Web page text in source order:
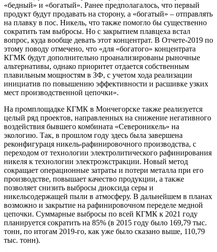
«бедный» и «богатый». Ранее предполагалось, что первый
продукт будут продавать на сторону, а «богатый» – отправлять
на плавку в пос. Никель, что также помогло бы существенно
сократить там выбросы. Но с закрытием плавцеха встал
вопрос, куда вообще девать этот концентрат. В Отчете-2019 по
этому поводу отмечено, что «для «богатого» концентрата
КГМК будут дополнительно проанализированы рыночные
альтернативы, однако приоритет отдается собственным
плавильным мощностям в ЗФ, с учетом хода реализации
инициатив по повышению эффективности и расшивке узких
мест производственной цепочки».
На промплощадке КГМК в Мончегорске также реализуется
целый ряд проектов, направленных на снижение негативного
воздействия бывшего комбината «Североникель» на
экологию. Так, в прошлом году здесь была завершена
реконфигураця никель-рафинировочного производства, с
переходом от технологии электролитического рафинирования
никеля к технологии электроэкстракции. Новый метод
сокращает операционные затраты и потери металла при его
производстве, повышает качество продукции, а также
позволяет снизить выбросы диоксида серы и
никельсодержащей пыли в атмосферу. В дальнейшем в планах
возможно и закрытие на рафинировочном переделе медной
цепочки. Суммарные выбросы по всей КГМК к 2021 году
планируется сократить на 85% (в 2015 году было 169,79 тыс.
тонн, по итогам 2019-го, как уже было сказано выше, 110,79
тыс. тонн).